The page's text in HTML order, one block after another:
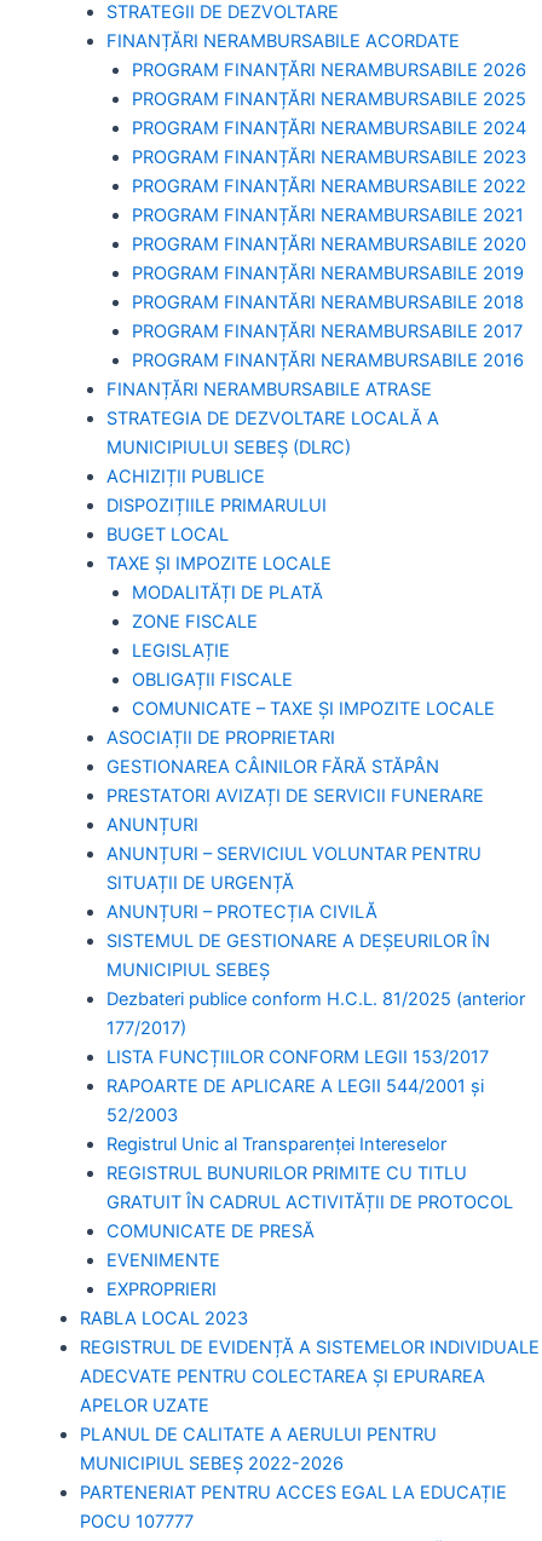
STRATEGII DE DEZVOLTARE
FINANȚĂRI NERAMBURSABILE ACORDATE
PROGRAM FINANȚĂRI NERAMBURSABILE 2026
PROGRAM FINANȚĂRI NERAMBURSABILE 2025
PROGRAM FINANȚĂRI NERAMBURSABILE 2024
PROGRAM FINANȚĂRI NERAMBURSABILE 2023
PROGRAM FINANȚĂRI NERAMBURSABILE 2022
PROGRAM FINANȚĂRI NERAMBURSABILE 2021
PROGRAM FINANȚĂRI NERAMBURSABILE 2020
PROGRAM FINANȚĂRI NERAMBURSABILE 2019
PROGRAM FINANTĂRI NERAMBURSABILE 2018
PROGRAM FINANȚĂRI NERAMBURSABILE 2017
PROGRAM FINANȚĂRI NERAMBURSABILE 2016
FINANȚĂRI NERAMBURSABILE ATRASE
STRATEGIA DE DEZVOLTARE LOCALĂ A
MUNICIPIULUI SEBEȘ (DLRC)
ACHIZIȚII PUBLICE
DISPOZIȚIILE PRIMARULUI
BUGET LOCAL
TAXE ȘI IMPOZITE LOCALE
MODALITĂȚI DE PLATĂ
ZONE FISCALE
LEGISLAȚIE
OBLIGAȚII FISCALE
COMUNICATE – TAXE ȘI IMPOZITE LOCALE
ASOCIAȚII DE PROPRIETARI
GESTIONAREA CÂINILOR FĂRĂ STĂPÂN
PRESTATORI AVIZAȚI DE SERVICII FUNERARE
ANUNȚURI
ANUNȚURI – SERVICIUL VOLUNTAR PENTRU
SITUAȚII DE URGENȚĂ
ANUNȚURI – PROTECȚIA CIVILĂ
SISTEMUL DE GESTIONARE A DEȘEURILOR ÎN
MUNICIPIUL SEBEȘ
Dezbateri publice conform H.C.L. 81/2025 (anterior
177/2017)
LISTA FUNCȚIILOR CONFORM LEGII 153/2017
RAPOARTE DE APLICARE A LEGII 544/2001 și
52/2003
Registrul Unic al Transparenței Intereselor
REGISTRUL BUNURILOR PRIMITE CU TITLU
GRATUIT ÎN CADRUL ACTIVITĂȚII DE PROTOCOL
COMUNICATE DE PRESĂ
EVENIMENTE
EXPROPRIERI
RABLA LOCAL 2023
REGISTRUL DE EVIDENȚĂ A SISTEMELOR INDIVIDUALE
ADECVATE PENTRU COLECTAREA ȘI EPURAREA
APELOR UZATE
PLANUL DE CALITATE A AERULUI PENTRU
MUNICIPIUL SEBEȘ 2022-2026
PARTENERIAT PENTRU ACCES EGAL LA EDUCAȚIE
POCU 107777